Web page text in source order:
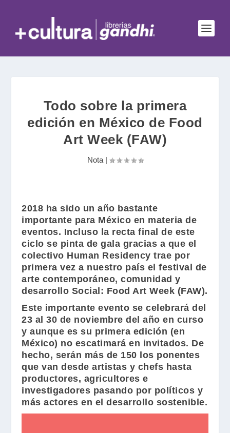
Todo sobre la primera
edición en México de Food
Art Week (FAW)
Nota|
2018 ha sido un año bastante
importante para México en materia de
eventos. Incluso la recta final de este
ciclo se pinta de gala gracias a que el
colectivo Human Residency trae por
primera vez a nuestro país el festival de
arte contemporáneo, comunidad y
desarrollo Social: Food Art Week (FAW).
Este importante evento se celebrará del
23 al 30 de noviembre del año en curso
y aunque es su primera edición (en
México) no escatimará en invitados. De
hecho, serán más de 150 los ponentes
que van desde artistas y chefs hasta
productores, agricultores e
investigadores pasando por políticos y
más actores en el desarrollo sostenible.